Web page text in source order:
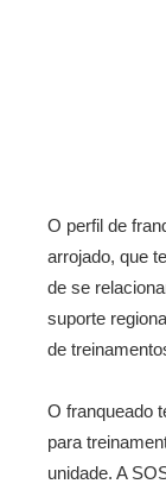
O perfil de
arrojado, que
de se
suporte
de
O franqueado
para
unidade. A